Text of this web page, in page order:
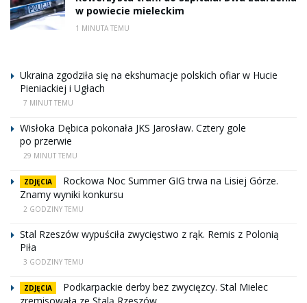
w powiecie mieleckim
1 MINUTA TEMU
Ukraina zgodziła się na ekshumacje polskich ofiar w Hucie
Pieniackiej i Ugłach
7 MINUT TEMU
Wisłoka Dębica pokonała JKS Jarosław. Cztery gole
po przerwie
29 MINUT TEMU
ZDJĘCIA
Rockowa Noc Summer GIG trwa na Lisiej Górze.
Znamy wyniki konkursu
2 GODZINY TEMU
Stal Rzeszów wypuściła zwycięstwo z rąk. Remis z Polonią
Piła
3 GODZINY TEMU
ZDJĘCIA
Podkarpackie derby bez zwycięzcy. Stal Mielec